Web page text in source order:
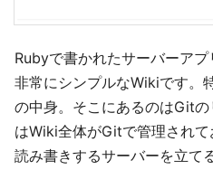
Rubyで書かれたサーバーア
非常にシンプルなWikiです。
の中身。そこにあるのはGit
はWiki全体がGitで管理され
読み書きするサーバーを立て